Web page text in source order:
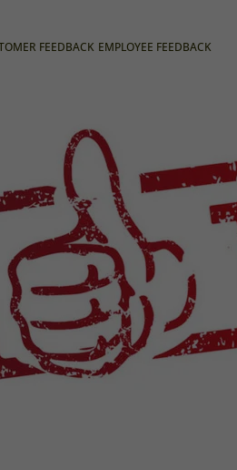
FEEDBACK EMPLOYEE FEEDBACK